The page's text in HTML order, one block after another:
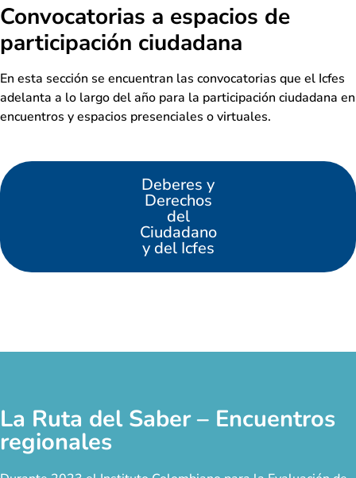
Convocatorias a espacios de
participación ciudadana
En esta sección se encuentran las convocatorias que el Icfes
adelanta a lo largo del año para la participación ciudadana en
encuentros y espacios presenciales o virtuales.
Deberes y
Derechos
del
Ciudadano
y del Icfes
La Ruta del Saber – Encuentros
regionales